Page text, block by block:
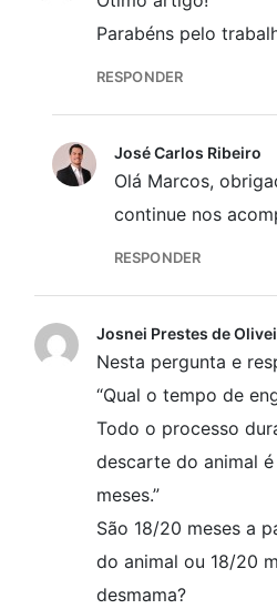
Parabéns pelo
RESPONDER
José Carlos Ribeiro
Olá Marcos,
continue nos
RESPONDER
Josnei Prestes de
Nesta pergunta e
“Qual o tempo de
Todo o processo
descarte do animal
meses.”
São 18/20 meses a
do animal ou 18/20
desmama?